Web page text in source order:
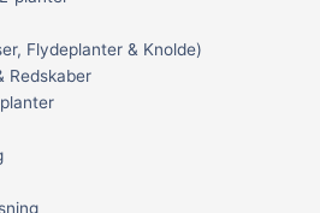
Flydeplanter & Knolde)
Redskaber